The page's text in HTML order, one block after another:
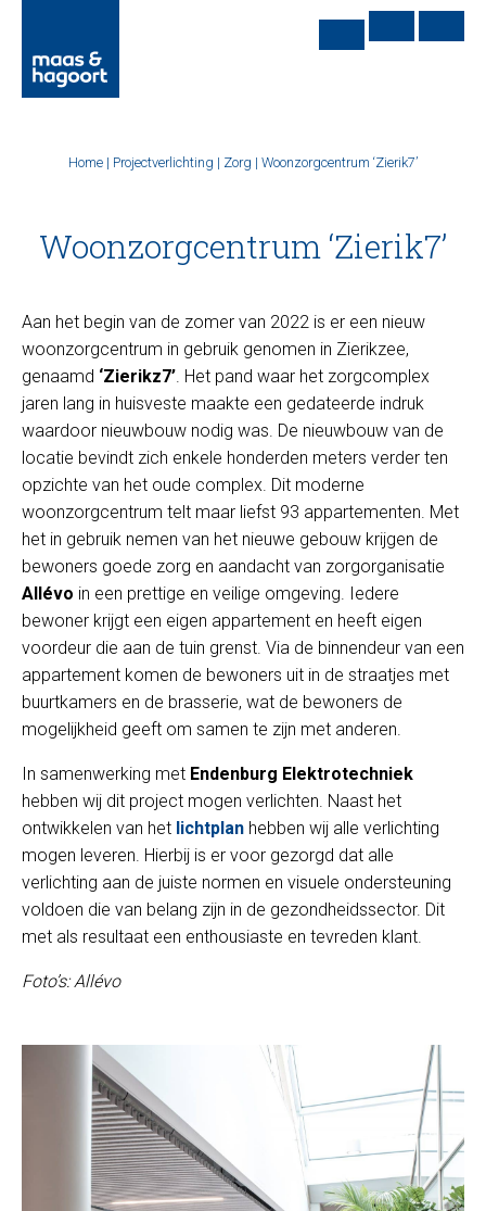
Home | Projectverlichting | Zorg | Woonzorgcentrum ‘Zierik7’
Woonzorgcentrum ‘Zierik7’
Aan het begin van de zomer van 2022 is er een nieuw
woonzorgcentrum in gebruik genomen in Zierikzee,
genaamd ‘Zierikz7’. Het pand waar het zorgcomplex
jaren lang in huisveste maakte een gedateerde indruk
waardoor nieuwbouw nodig was. De nieuwbouw van de
locatie bevindt zich enkele honderden meters verder ten
opzichte van het oude complex. Dit moderne
woonzorgcentrum telt maar liefst 93 appartementen. Met
het in gebruik nemen van het nieuwe gebouw krijgen de
bewoners goede zorg en aandacht van zorgorganisatie
Allévo in een prettige en veilige omgeving. Iedere
bewoner krijgt een eigen appartement en heeft eigen
voordeur die aan de tuin grenst. Via de binnendeur van een
appartement komen de bewoners uit in de straatjes met
buurtkamers en de brasserie, wat de bewoners de
mogelijkheid geeft om samen te zijn met anderen.
In samenwerking met Endenburg Elektrotechniek
hebben wij dit project mogen verlichten. Naast het
ontwikkelen van het lichtplan hebben wij alle verlichting
mogen leveren. Hierbij is er voor gezorgd dat alle
verlichting aan de juiste normen en visuele ondersteuning
voldoen die van belang zijn in de gezondheidssector. Dit
met als resultaat een enthousiaste en tevreden klant.
Foto’s: Allévo